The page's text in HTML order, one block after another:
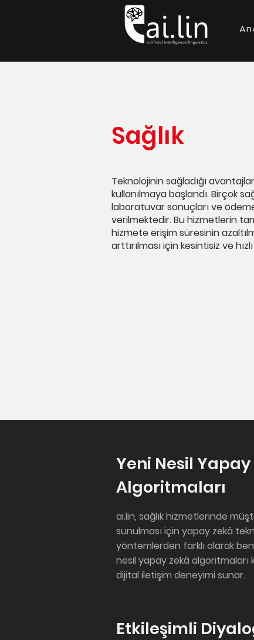
Sağlık
Teknolojinin sağladığı
kullanılmaya başlandı. Birçok
laboratuvar sonuçları ve
verilmektedir. Bu hizmetlerin
hizmete erişim süresinin
arttırılması için kesintisiz ve
Yeni Nesil Yapay
Algoritmaları
ai.lin, sağlık hizmetlerinde
sunulması için yapay zekâ
yöntemlerden farklı olarak
nesil yapay zekâ algoritmaları
dijital iletişim deneyimi sunar.
Etkileşimli